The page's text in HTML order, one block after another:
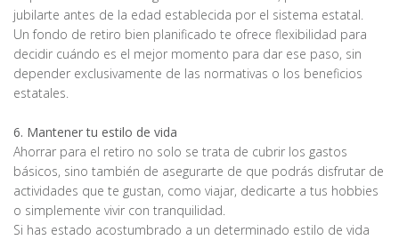
jubilarte antes de la edad establecida por el sistema estatal.
Un fondo de retiro bien planificado te ofrece flexibilidad para
decidir cuándo es el mejor momento para dar ese paso, sin
depender exclusivamente de las normativas o los beneficios
estatales.
6. Mantener tu estilo de vida
Ahorrar para el retiro no solo se trata de cubrir los gastos
básicos, sino también de asegurarte de que podrás disfrutar de
actividades que te gustan, como viajar, dedicarte a tus hobbies
o simplemente vivir con tranquilidad.
Si has estado acostumbrado a un determinado estilo de vida